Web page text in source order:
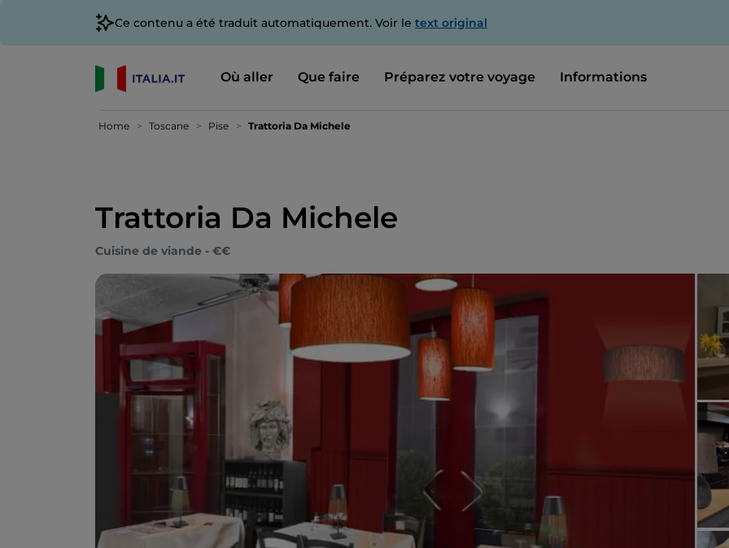
Ce contenu a été traduit automatiquement. Voir le text original
Où aller Que faire Préparez votre voyage Informations
Home Toscane Pise Trattoria Da Michele
Trattoria Da Michele
Cuisine de viande - €€